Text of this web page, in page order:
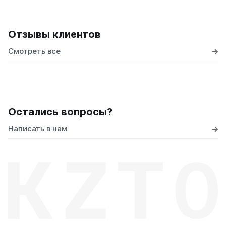
Отзывы клиентов
Смотреть все
Остались вопросы?
Написать в нам